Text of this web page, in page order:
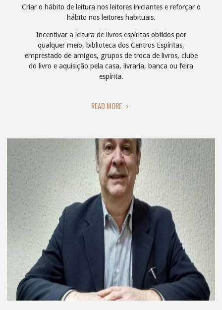
Criar o hábito de leitura nos leitores iniciantes e reforçar o
hábito nos leitores habituais.
Incentivar a leitura de livros espíritas obtidos por
qualquer meio, biblioteca dos Centros Espíritas,
emprestado de amigos, grupos de troca de livros, clube
do livro e aquisição pela casa, livraria, banca ou feira
espírita.
READ MORE "CAMPANHA
ESPÍRITA!"